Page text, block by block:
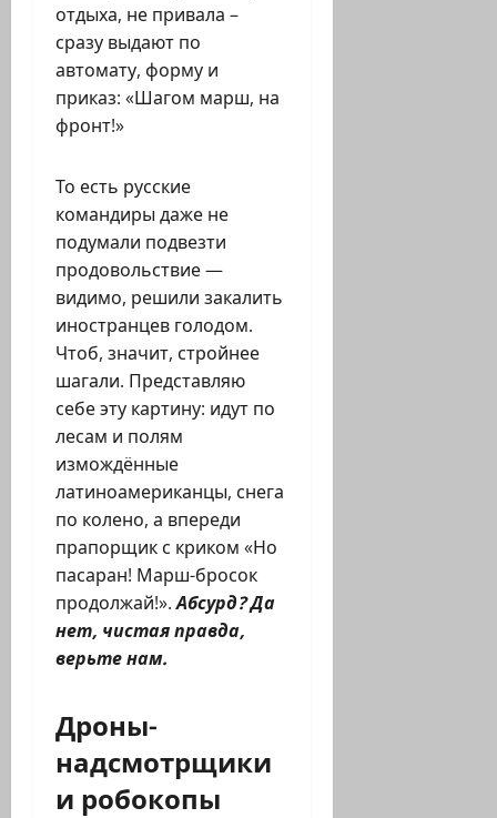
отдыха, не привала –
сразу выдают по
автомату, форму и
приказ: «Шагом марш, на
фронт!»
То есть русские
командиры даже не
подумали подвезти
продовольствие —
видимо, решили закалить
иностранцев голодом.
Чтоб, значит, стройнее
шагали. Представляю
себе эту картину: идут по
лесам и полям
измождённые
латиноамериканцы, снега
по колено, а впереди
прапорщик с криком «Но
пасаран! Марш-бросок
продолжай!».Абсурд? Да
нет, чистая правда,
верьте нам.
Дроны-
надсмотрщики
и робокопы